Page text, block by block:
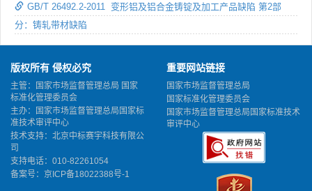
GB/T 26492.2-2011 变形铝及铝合金铸锭及加工产品缺陷 第2部
分：铸轧带材缺陷
版权所有 侵权必究
主管：国家市场监督管理总局 国家
标准化管理委员会
主办：国家市场监督管理总局国家标
准技术审评中心
技术支持：北京中标赛宇科技有限公
司
支持电话：010-82261054
备案号： 京ICP备18022388号-1
重要网站链接
国家市场监督管理总局
国家标准化管理委员会
国家市场监督管理总局国家标准技术
审评中心